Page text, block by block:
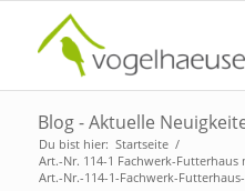
Blog - Aktuelle
Du bist hier: Startseite /
Art.-Nr. 114-1 Fachwerk-Futterhaus
Art.-Nr.-114-1-Fachwerk-